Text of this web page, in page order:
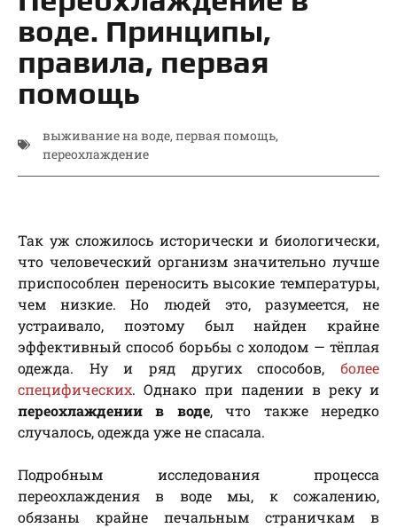
воде. Принципы,
правила, первая
помощь
выживание на воде, первая помощь,
переохлаждение
Так уж сложилось исторически и биологически,
что человеческий организм значительно лучше
приспособлен переносить высокие температуры,
чем низкие. Но людей это, разумеется, не
устраивало, поэтому был найден крайне
эффективный способ борьбы с холодом — тёплая
одежда. Ну и ряд других способов, более
специфических. Однако при падении в реку и
переохлаждении в воде, что также нередко
случалось, одежда уже не спасала.
Подробным исследования процесса
переохлаждения в воде мы, к сожалению,
обязаны крайне печальным страничкам в